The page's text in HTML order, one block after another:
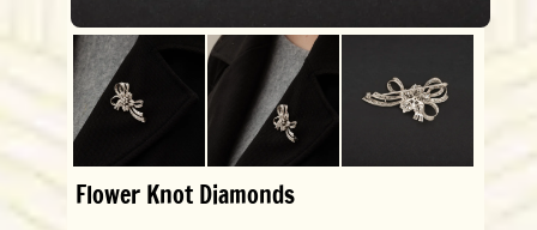
Flower Knot Diamonds